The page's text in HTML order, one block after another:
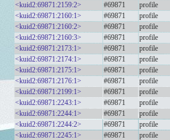
<kuid2:69871:2159:2>
#69871 profile
<kuid2:69871:2160:1>
#69871 profile
<kuid2:69871:2160:2>
#69871 profile
<kuid2:69871:2160:3>
#69871 profile
<kuid2:69871:2173:1>
#69871 profile
<kuid2:69871:2174:1>
#69871 profile
<kuid2:69871:2175:1>
#69871 profile
<kuid2:69871:2176:1>
#69871 profile
<kuid2:69871:2199:1>
#69871 profile
<kuid2:69871:2243:1>
#69871 profile
<kuid2:69871:2244:1>
#69871 profile
<kuid2:69871:2244:2>
#69871 profile
<kuid2:69871:2245:1>
#69871 profile